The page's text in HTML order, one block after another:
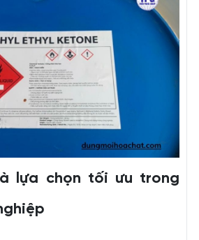
lựa chọn tối ưu trong